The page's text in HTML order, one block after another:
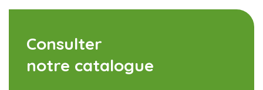
Consulter
notre catalogue